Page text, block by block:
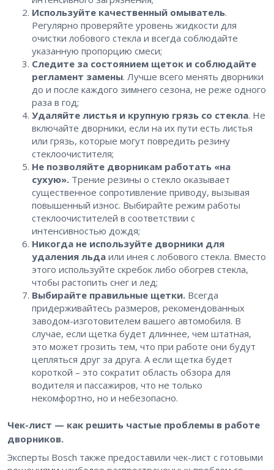
Используйте качественный омыватель.
Регулярно проверяйте уровень жидкости для
очистки лобового стекла и всегда соблюдайте
указанную пропорцию смеси;
Следите за состоянием щеток и соблюдайте
регламент замены. Лучше всего менять дворники
до и после каждого зимнего сезона, не реже одного
раза в год;
Удаляйте листья и крупную грязь со стекла. Не
включайте дворники, если на их пути есть листья
или грязь, которые могут повредить резину
стеклоочистителя;
Не позволяйте дворникам работать «на
сухую». Трение резины о стекло оказывает
существенное сопротивление приводу, вызывая
повышенный износ. Выбирайте режим работы
стеклоочистителей в соответствии с
интенсивностью дождя;
Никогда не используйте дворники для
удаления льда или инея с лобового стекла. Вместо
этого используйте скребок либо обогрев стекла,
чтобы растопить снег и лед;
Выбирайте правильные щетки. Всегда
придерживайтесь размеров, рекомендованных
заводом-изготовителем вашего автомобиля. В
случае, если щетка будет длиннее, чем штатная,
это может грозить тем, что при работе они будут
цепляться друг за друга. А если щетка будет
короткой – это сократит область обзора для
водителя и пассажиров, что не только
некомфортно, но и небезопасно.
Чек-лист — как решить частые проблемы в работе
дворников.
Эксперты Bosch также предоставили чек-лист с готовыми